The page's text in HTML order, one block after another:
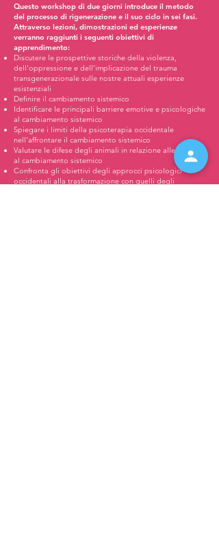
Questo workshop di due giorni introduce il metodo
del processo di rigenerazione e il suo ciclo in sei fasi.
Attraverso lezioni, dimostrazioni ed esperienze
verranno raggiunti i seguenti obiettivi di
apprendimento:
Discutere le prospettive storiche della violenza,
dell'oppressione e dell'implicazione del trauma
transgenerazionale sulle nostre attuali esperienze
esistenziali
Definire il cambiamento sistemico
Identificare le principali barriere emotive e psicologiche
al cambiamento sistemico
Spiegare i limiti della psicoterapia occidentale
nell'affrontare il cambiamento sistemico
Valutare le difese degli animali in relazione alle barriere
al cambiamento sistemico
Confronta gli obiettivi degli approcci psicologici
occidentali alla trasformazione con quelli degli